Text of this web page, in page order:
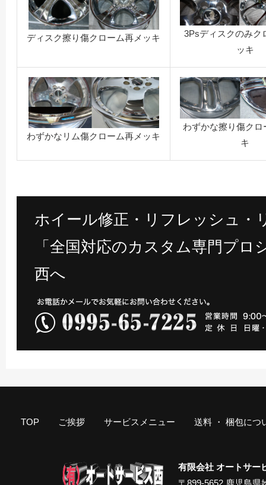
ディスク擦り傷クローム再メッキ
3Psディスクのみク
ッキ
わずかなリム傷クローム再メッキ
わずかな擦り傷クロ
キ
ホイール修正・リフレッシュ・
「全国対応のカスタム専門プ
西へ
TOP ご挨拶 サービスメニュー 送料 ・ 梱包につ
有限会社 オートサー
〒899-5652 鹿児島